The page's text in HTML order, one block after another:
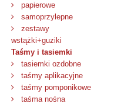
papierowe
samoprzylepne
zestawy
wstążki+guziki
Taśmy i tasiemki
tasiemki ozdobne
taśmy aplikacyjne
taśmy pomponikowe
taśma nośna